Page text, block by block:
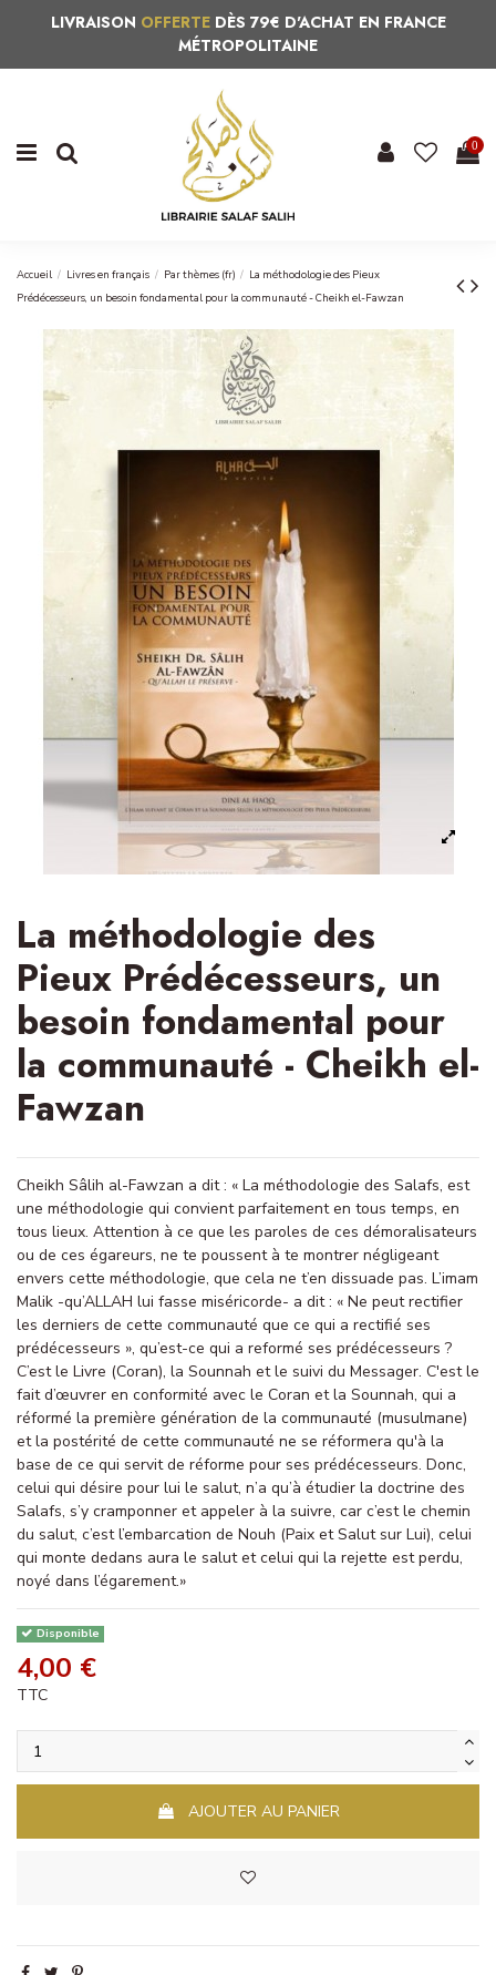
LIVRAISON OFFERTEDÈS 79€ D'ACHAT EN FRANCE
MÉTROPOLITAINE
0
Accueil Livres en français Par thèmes (fr)
La méthodologie des Pieux
Prédécesseurs, un besoin fondamental pour la communauté - Cheikh el-Fawzan
La méthodologie des
Pieux Prédécesseurs, un
besoin fondamental pour
la communauté - Cheikh el-
Fawzan
Cheikh Sâlih al-Fawzan a dit : « La méthodologie des Salafs, est
une méthodologie qui convient parfaitement en tous temps, en
tous lieux. Attention à ce que les paroles de ces démoralisateurs
ou de ces égareurs, ne te poussent à te montrer négligeant
envers cette méthodologie, que cela ne t’en dissuade pas. L’imam
Malik -qu’ALLAH lui fasse miséricorde- a dit : « Ne peut rectifier
les derniers de cette communauté que ce qui a rectifié ses
prédécesseurs », qu’est-ce qui a reformé ses prédécesseurs ?
C’est le Livre (Coran), la Sounnah et le suivi du Messager. C'est le
fait d’œuvrer en conformité avec le Coran et la Sounnah, qui a
réformé la première génération de la communauté (musulmane)
et la postérité de cette communauté ne se réformera qu'à la
base de ce qui servit de réforme pour ses prédécesseurs. Donc,
celui qui désire pour lui le salut, n’a qu’à étudier la doctrine des
Salafs, s’y cramponner et appeler à la suivre, car c’est le chemin
du salut, c’est l’embarcation de Nouh (Paix et Salut sur Lui), celui
qui monte dedans aura le salut et celui qui la rejette est perdu,
noyé dans l’égarement.»
Disponible
4,00 €
TTC
AJOUTER AU PANIER